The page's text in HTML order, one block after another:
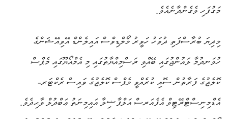
މަގުފަހި ވެގެންދާނެއެވެ.
މިދިޔަ ބުރާސްފަތި ދުވަހު ހަވީރު މޯލްޑިވްސް އައިލެންޑް އޭވިއޭޝަންގެ
ހުވަނދުމާ ލައުންޖުގައި ބޭއްވި ރަސްމިއްޔާތުގައި މި އެމްއޯޔޫގައި މެޕްސް
ކޮލެޖުގެ ފަރާތުން ސޮއި ކުރެއްވީ މެޕްސް ކޮލެޖުގެ ވައިސް ރެކްޓަރ-
އެޑްމިނިސްޓްރޭޓިވް އެފެއަރސް އަލްފާޟިލާ އައިމިނަތު ޢަބްދުލް ވާޙިދެވެ.